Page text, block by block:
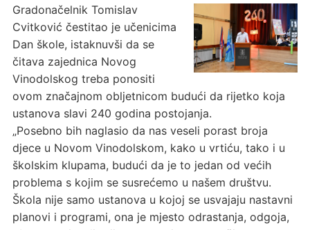
Gradonačelnik Tomislav
Cvitković čestitao je učenicima
Dan škole, istaknuvši da se
čitava zajednica Novog
Vinodolskog treba ponositi
ovom značajnom obljetnicom budući da rijetko koja
ustanova slavi 240 godina postojanja.
„Posebno bih naglasio da nas veseli porast broja
djece u Novom Vinodolskom, kako u vrtiću, tako i u
školskim klupama, budući da je to jedan od većih
problema s kojim se susrećemo u našem društvu.
Škola nije samo ustanova u kojoj se usvajaju nastavni
planovi i programi, ona je mjesto odrastanja, odgoja,